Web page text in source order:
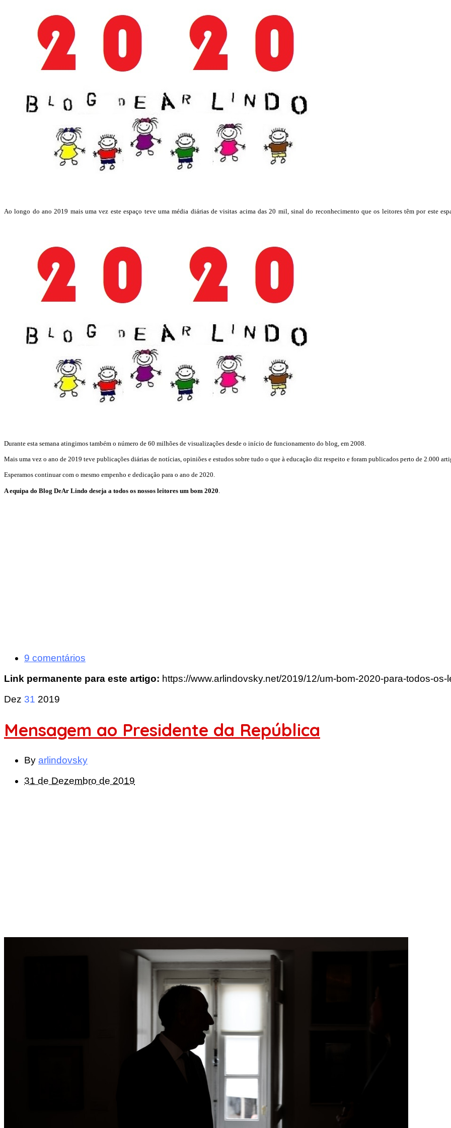
Ao longo do ano 2019 mais uma vez este espaço teve uma média diárias de visitas acima das 20 mil, sinal do reconhecimento que os leitores têm por este
Durante esta semana atingimos também o número de 60 milhões de visualizações desde o início de funcionamento do blog, em 2008.
Mais uma vez o ano de 2019 teve publicações diárias de notícias, opiniões e estudos sobre tudo o que à educação diz respeito e foram publicados perto de 2.000
Esperamos continuar com o mesmo empenho e dedicação para o ano de 2020.
A equipa do Blog DeAr Lindo deseja a todos os nossos leitores um bom 2020
9 comentários
Link permanente para este artigo: https://www.arlindovsky.net/2019/12/um-bom-2020-para-todos-os-
Dez 31 2019
Mensagem ao Presidente da República
By arlindovsky
31 de Dezembro de 2019